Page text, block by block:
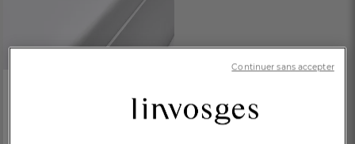
Continuer sans accepter